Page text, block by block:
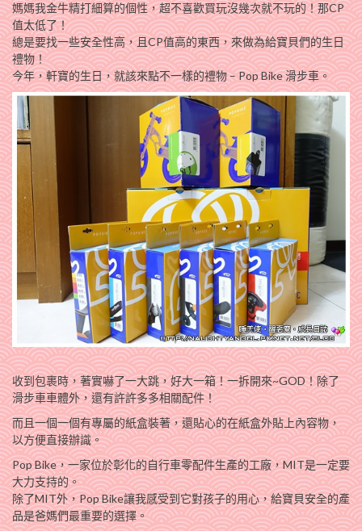
媽媽我金牛精打細算的個性，超不喜歡買玩沒幾次就不玩的！那CP
值太低了！
總是要找一些安全性高，且CP值高的東西，來做為給寶貝們的生日
禮物！
今年，軒寶的生日，就該來點不一樣的禮物 – Pop Bike 滑步車。
收到包裹時，著實嚇了一大跳，好大一箱！一拆開來~GOD！除了
滑步車車體外，還有許許多多相關配件！
而且一個一個有專屬的紙盒裝著，還貼心的在紙盒外貼上內容物，
以方便直接辦識。
Pop Bike，一家位於彰化的自行車零配件生產的工廠，MIT是一定要
大力支持的。
除了MIT外，Pop Bike讓我感受到它對孩子的用心，給寶貝安全的產
品是爸媽們最重要的選擇。